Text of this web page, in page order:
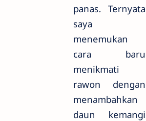
panas. Ternyata
saya
menemukan
cara baru
menikmati
rawon dengan
menambahkan
daun kemangi